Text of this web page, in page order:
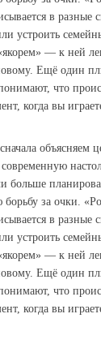
в разные
устроить
— к ней
Ещё один
что
когда вы
больше
за очки.
в разные
устроить
— к ней
Ещё один
что
когда вы